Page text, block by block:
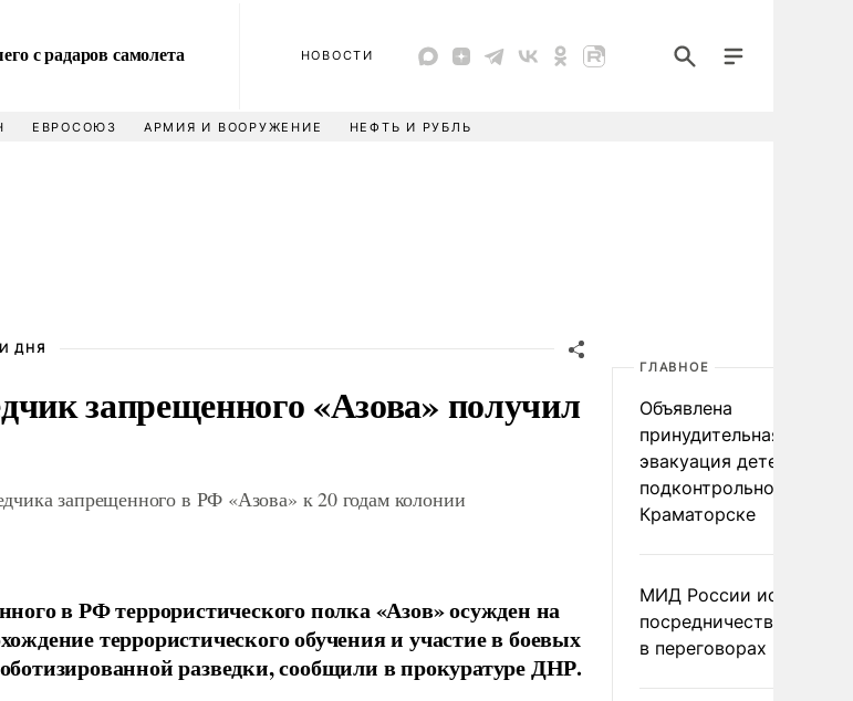
с радаров самолета
НОВОСТИ
ЕВРОСОЮЗ АРМИЯ И ВООРУЖЕНИЕ НЕФТЬ И РУБЛЬ
ДНЯ
запрещенного «Азова» получил
запрещенного в РФ «Азова» к 20 годам колонии
в РФ террористического полка «Азов» осужден на
террористического обучения и участие в боевых
разведки, сообщили в прокуратуре ДНР.
ГЛАВНОЕ
Объявлена
принудительная
эвакуация детей в
подконтрольном Киеву
Краматорске
МИД России исключил
посредничество
в переговорах по